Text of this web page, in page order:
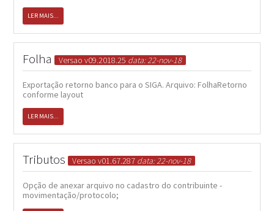
LER MAIS...
Folha Versao v09.2018.25 data: 22-nov-18
Exportação retorno banco para o SIGA. Arquivo: FolhaRetorno
conforme layout
LER MAIS...
Tributos Versao v01.67.287 data: 22-nov-18
Opção de anexar arquivo no cadastro do contribuinte -
movimentação/protocolo;